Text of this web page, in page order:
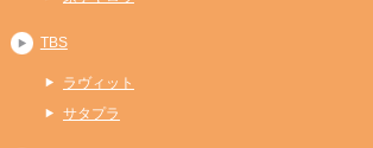
TBS
ラヴィット
サタプラ